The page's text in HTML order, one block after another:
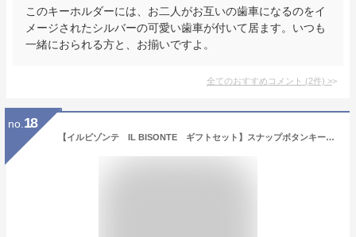
このキーホルダーには、お二人がお互いの歯車になるのをイ
メージされたシルバーの可愛い歯車が付いて居ます。いつも
一緒におられる方と、お揃いですよ。
全てのおすすめコメント (2件) >
no. 18
【イルビゾンテ IL BISONTE ギフトセット】スナップボタンキーケースペアセット [商品番号_5402300090]【送料無料】【あす楽対応】